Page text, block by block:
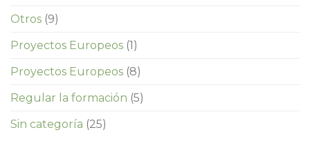
Otros (9)
Proyectos Europeos (1)
Proyectos Europeos (8)
Regular la formación (5)
Sin categoría (25)